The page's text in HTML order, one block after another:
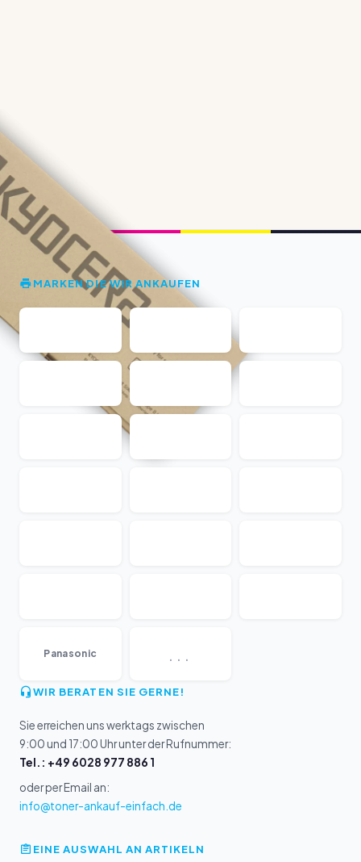
MARKEN DIE WIR ANKAUFEN
Panasonic ...
WIR BERATEN SIE GERNE!
Sie erreichen uns werktags zwischen
9:00 und 17:00 Uhr unter der Rufnummer:
Tel.: +49 6028 977 886 1
oder per Email an:
info@toner-ankauf-einfach.de
EINE AUSWAHL AN ARTIKELN